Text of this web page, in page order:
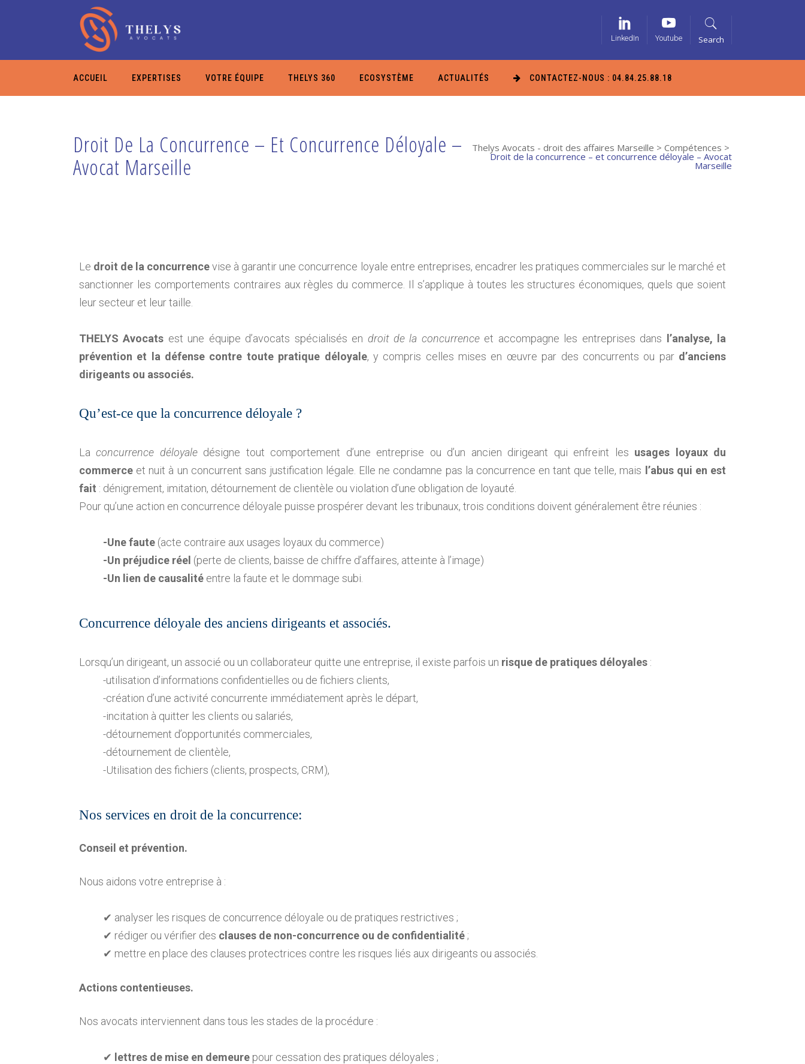
LinkedIn Youtube Search
ACCUEIL EXPERTISES VOTRE ÉQUIPE THELYS 360 ECOSYSTÈME ACTUALITÉS CONTACTEZ-NOUS : 04.84.25.88.18
Droit De La Concurrence – Et Concurrence Déloyale –
Avocat Marseille
Thelys Avocats - droit des affaires Marseille > Compétences >
Droit de la concurrence – et concurrence déloyale – Avocat
Marseille
Le droit de la concurrencevise à garantir une concurrence loyale entre entreprises, encadrer les pratiques commerciales sur le marché et
sanctionner les comportements contraires aux règles du commerce. Il s’applique à toutes les structures économiques, quels que soient
leur secteur et leur taille.
THELYS Avocats est une équipe d’avocats spécialisés en droit de la concurrence et accompagne les entreprises dans
l’analyse, la
prévention et la défense contre toute pratique déloyale, y compris celles mises en œuvre par des concurrents ou par d’anciens
dirigeants ou associés.
Qu’est-ce que la concurrence déloyale ?
Laconcurrence déloyaledésigne tout comportement d’une entreprise ou d’un ancien dirigeant qui enfreint les usages loyaux du
commerce et nuit à un concurrent sans justification légale. Elle ne condamne pas la concurrence en tant que telle, mais l’abus qui en est
fait : dénigrement, imitation, détournement de clientèle ou violation d’une obligation de loyauté.
Pour qu’une action en concurrence déloyale puisse prospérer devant les tribunaux, trois conditions doivent généralement être réunies :
-Une faute (acte contraire aux usages loyaux du commerce)
-Un préjudice réel (perte de clients, baisse de chiffre d’affaires, atteinte à l’image)
-Un lien de causalité entre la faute et le dommage subi.
Concurrence déloyale des anciens dirigeants et associés.
Lorsqu’un dirigeant, un associé ou un collaborateur quitte une entreprise, il existe parfois un risque de pratiques déloyales :
-utilisation d’informations confidentielles ou de fichiers clients,
-création d’une activité concurrente immédiatement après le départ,
-incitation à quitter les clients ou salariés,
-détournement d’opportunités commerciales,
-détournement de clientèle,
-Utilisation des fichiers (clients, prospects, CRM),
Nos services en droit de la concurrence:
Conseil et prévention.
Nous aidons votre entreprise à :
✔ analyser les risques de concurrence déloyale ou de pratiques restrictives ;
✔ rédiger ou vérifier des clauses de non-concurrence ou de confidentialité ;
✔ mettre en place des clauses protectrices contre les risques liés aux dirigeants ou associés.
Actions contentieuses.
Nos avocats interviennent dans tous les stades de la procédure :
✔ lettres de mise en demeure pour cessation des pratiques déloyales ;